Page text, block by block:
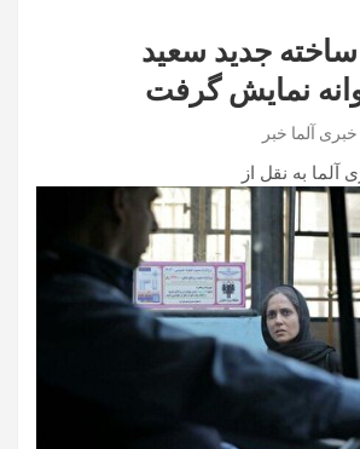
جدید سعید
نمایش گرفت
آلما خبر
به نقل از